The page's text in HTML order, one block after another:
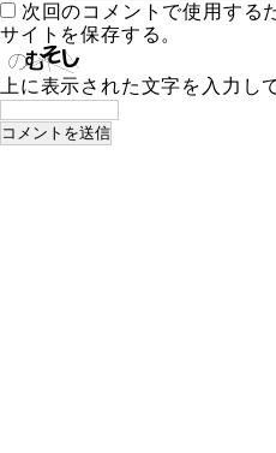
次回のコメントで使用する
サイトを保存する。
上に表示された文字を入力し